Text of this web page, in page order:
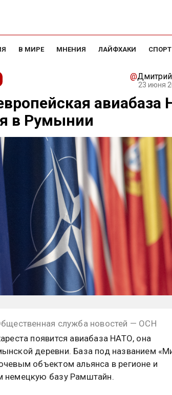
В МИРЕ МНЕНИЯ ЛАЙФХАКИ СПОРТ
@
23 июня
авиабаза
в Румынии
служба новостей — ОСН
появится авиабаза НАТО, она
деревни. База под названием
объектом альянса в регионе и
немецкую базу Рамштайн.